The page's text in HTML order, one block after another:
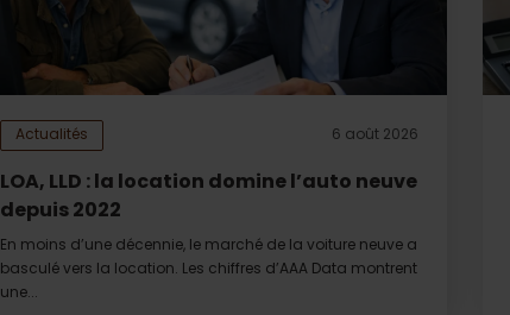
Actualités 6 août 2026
LOA, LLD : la location domine l’auto neuve
depuis 2022
En moins d’une décennie, le marché de la voiture neuve a
basculé vers la location. Les chiffres d’AAA Data montrent
une...